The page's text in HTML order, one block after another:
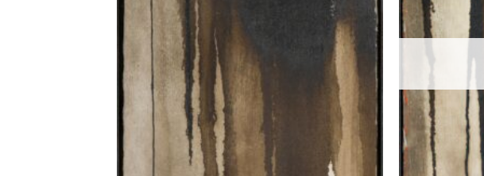
Aggiungi
alla lista
desideri